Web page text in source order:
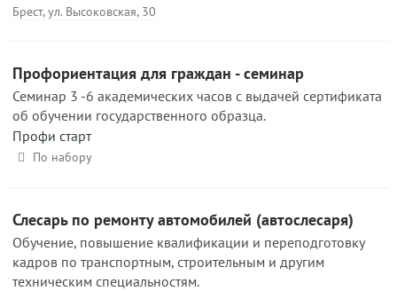
Брест, ул. Высоковская, 30
Профориентация для граждан - семинар
Семинар 3 -6 академических часов с выдачей сертификата
об обучении государственного образца.
Профи старт
По набору
Слесарь по ремонту автомобилей (автослесаря)
Обучение, повышение квалификации и переподготовку
кадров по транспортным, строительным и другим
техническим специальностям.